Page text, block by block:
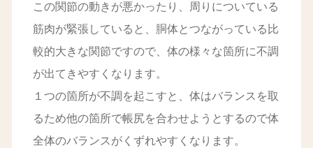
この関節の動きが悪かったり、周りについている
筋肉が緊張していると、胴体とつながっている比
較的大きな関節ですので、体の様々な箇所に不調
が出てきやすくなります。
１つの箇所が不調を起こすと、体はバランスを取
るため他の箇所で帳尻を合わせようとするので体
全体のバランスがくずれやすくなります。